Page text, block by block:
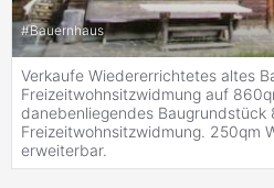
#Bauernhaus
Verkaufe Wiedererrichtetes altes
Freizeitwohnsitzwidmung auf
danebenliegendes Baugrundstück
Freizeitwohnsitzwidmung. 250qm
erweiterbar.